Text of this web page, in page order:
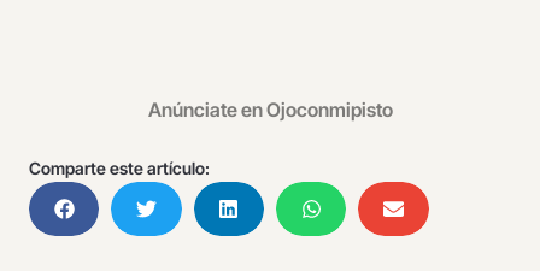
Anúnciate en Ojoconmipisto
Comparte este artículo: